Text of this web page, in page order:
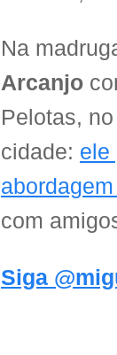
Na
Arcanjo
Pelotas,
cidade: ele
com
Siga